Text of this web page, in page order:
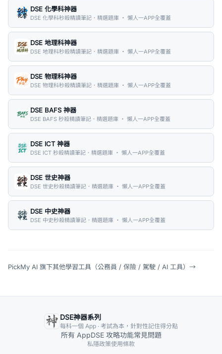
DSE 化學科神器
DSE 化學科秒殺精讀筆記．精選題庫 ・ 懶人一APP全覆蓋
DSE 地理科神器
DSE 地理科秒殺精讀筆記．精選題庫 ・ 懶人一APP全覆蓋
DSE 物理科神器
DSE 物理科秒殺精讀筆記．精選題庫 ・ 懶人一APP全覆蓋
DSE BAFS 神器
DSE BAFS 秒殺精讀筆記．精選題庫 ・ 懶人一APP全覆蓋
DSE ICT 神器
DSE ICT 秒殺精讀筆記．精選題庫 ・ 懶人一APP全覆蓋
DSE 世史神器
DSE 世史秒殺精讀筆記．精選題庫 ・ 懶人一APP全覆蓋
DSE 中史神器
DSE 中史秒殺精讀筆記．精選題庫 ・ 懶人一APP全覆蓋
PickMy AI 旗下其他學習工具（公務員 / 保險 / 駕駛 / AI 工具） →
DSE神器系列
每科一個 App · 考試為本，針對性記住得分點
所有 AppDSE 攻略功能常見問題
私隱政策使用條款